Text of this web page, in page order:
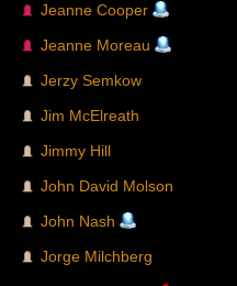
Jeanne Cooper
Jeanne Moreau
Jerzy Semkow
Jim McElreath
Jimmy Hill
John David Molson
John Nash
Jorge Milchberg